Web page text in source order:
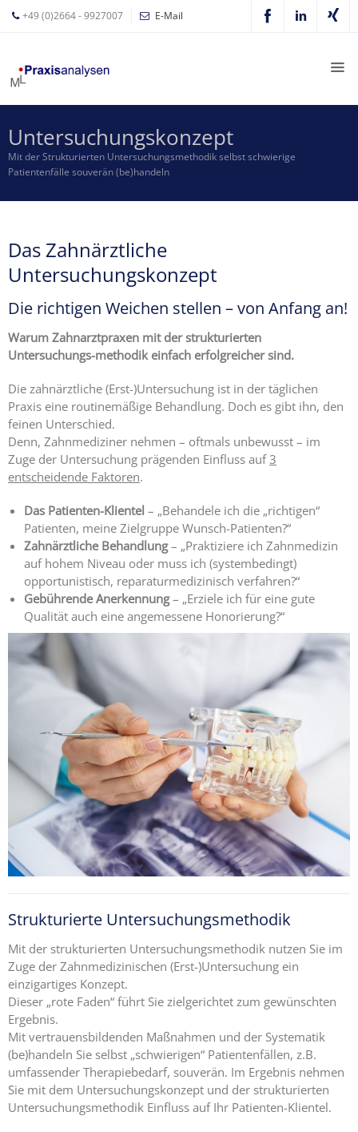
+49 (0)2664 - 9927007 E-Mail
Untersuchungskonzept
Mit der Strukturierten Untersuchungsmethodik selbst schwierige
Patientenfälle souverän (be)handeln
Das Zahnärztliche
Untersuchungskonzept
Die richtigen Weichen stellen – von Anfang an!
Warum Zahnarztpraxen mit der strukturierten
Untersuchungs-methodik einfach erfolgreicher sind.
Die zahnärztliche (Erst-)Untersuchung ist in der täglichen
Praxis eine routinemäßige Behandlung. Doch es gibt ihn, den
feinen Unterschied.
Denn, Zahnmediziner nehmen – oftmals unbewusst – im
Zuge der Untersuchung prägenden Einfluss auf3
entscheidende Faktoren.
Das Patienten-Klientel – „Behandele ich die „richtigen“
Patienten, meine Zielgruppe Wunsch-Patienten?“
Zahnärztliche Behandlung– „Praktiziere ich Zahnmedizin
auf hohem Niveau oder muss ich (systembedingt)
opportunistisch, reparaturmedizinisch verfahren?“
Gebührende Anerkennung– „Erziele ich für eine gute
Qualität auch eine angemessene Honorierung?“
Strukturierte Untersuchungsmethodik
Mit der strukturierten Untersuchungsmethodik nutzen Sie im
Zuge der Zahnmedizinischen (Erst-)Untersuchung ein
einzigartiges Konzept.
Dieser „rote Faden“ führt Sie zielgerichtet zum gewünschten
Ergebnis.
Mit vertrauensbildenden Maßnahmen und der Systematik
(be)handeln Sie selbst „schwierigen“ Patientenfällen, z.B.
umfassender Therapiebedarf, souverän. Im Ergebnis nehmen
Sie mit dem Untersuchungskonzept und der strukturierten
Untersuchungsmethodik Einfluss auf Ihr Patienten-Klientel.
Leyer
Expertisen
Betriebswirtschaftliche
Beratung für
Zahnärzte
Zahnarzt-
MVZ
Z-MVZ
Konzept
Expertise
1 – Z-
MVZ
Basics
Expertise
2 – Z-
MVZ
Konzept
Expertise 3 –
Z-MVZ
Positionierung
Expertise 4
Filialisierung
Z-MVZ
Personal-
Management
Ängste,
Blockaden
und
Widerstände
angestellter
Zahnärzte
im Z-MVZ
Blog
Kontakt